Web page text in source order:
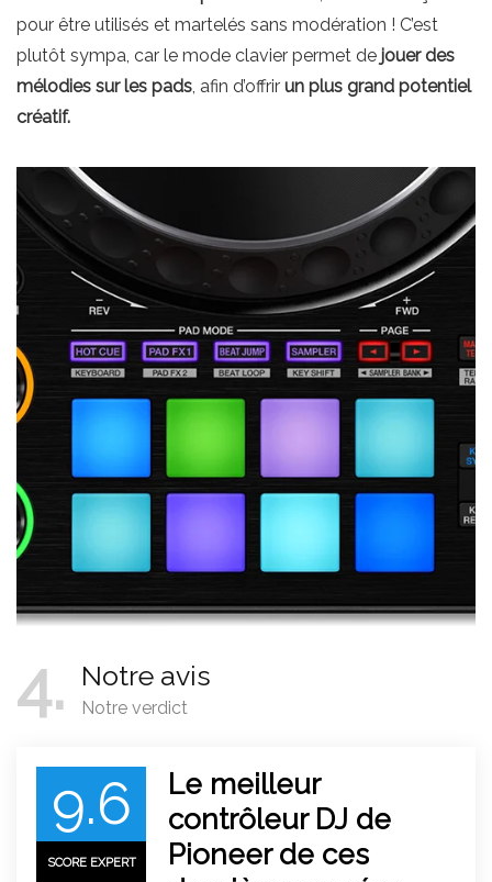
pour être utilisés et martelés sans modération ! C’est
plutôt sympa, car le mode clavier permet de jouer des
mélodies sur les pads , afin d’offrir un plus grand potentiel
créatif.
4 Notre avis
Notre verdict
9.6
SCORE EXPERT
Le meilleur
contrôleur DJ de
Pioneer de ces